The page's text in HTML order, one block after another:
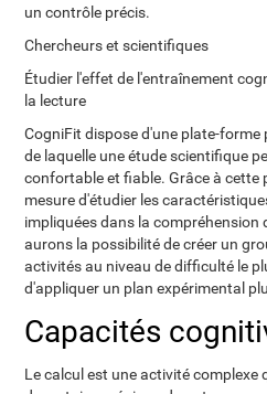
un contrôle précis.
Chercheurs et scientifiques
Étudier l'effet de l'entraînement
la lecture
CogniFit dispose d'une plate-
de laquelle une étude scientifique
confortable et fiable. Grâce à cette
mesure d'étudier les
impliquées dans la compréhension
aurons la possibilité de créer un
activités au niveau de difficulté le
d'appliquer un plan expérimental
Capacités
Le calcul est une activité complexe